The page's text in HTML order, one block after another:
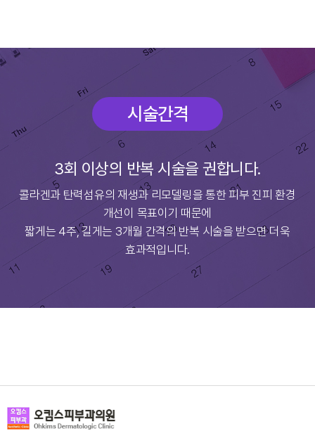
시술간격
3회 이상의 반복 시술을 권합니다.
콜라겐과 탄력섬유의 재생과 리모델링을 통한 피부 진피 환경
개선이 목표이기 때문에
짧게는 4주, 길게는 3개월 간격의 반복 시술을 받으면 더욱
효과적입니다.